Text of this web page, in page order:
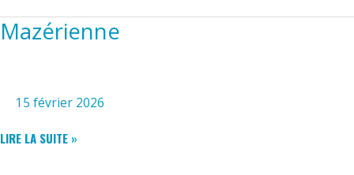
Mazérienne
15 février 2026
MAZÉRIENNE
LIRE LA SUITE »